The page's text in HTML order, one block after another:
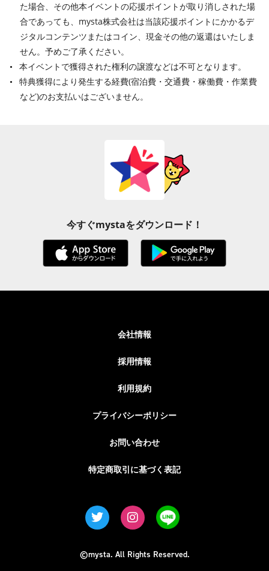
た場合、その他本イベントの応援ポイントが取り消しされた場
合であっても、mysta株式会社は当該応援ポイントにかかるデ
ジタルコンテンツまたはコイン、現金その他の返還はいたしま
せん。予めご了承ください。
本イベントで獲得された権利の譲渡などは不可となります。
特典獲得により発生する経費(宿泊費・交通費・稼働費・作業費
など)のお支払いはございません。
今すぐmystaをダウンロード！
会社情報
採用情報
利用規約
プライバシーポリシー
お問い合わせ
特定商取引に基づく表記
©mysta. All Rights Reserved.